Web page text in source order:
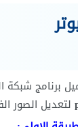
برنامج شبكة
لتعديل الصور